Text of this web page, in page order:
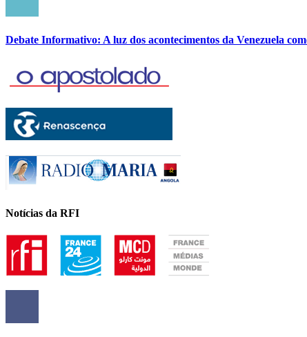
Debate Informativo: A luz dos acontecimentos da Venezuela
Notícias da RFI